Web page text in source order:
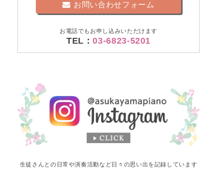
お問い合わせフォーム
お電話でもお申し込みいただけます
TEL：03-6823-5201
生徒さんとの日常や演奏活動など日々の思い出を記録しています